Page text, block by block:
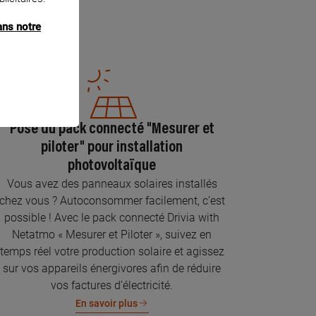
Pose du pack connecté "Mesurer et
piloter" pour installation
photovoltaïque
Vous avez des panneaux solaires installés
chez vous ? Autoconsommer facilement, c’est
possible ! Avec le pack connecté Drivia with
Netatmo « Mesurer et Piloter », suivez en
temps réel votre production solaire et agissez
sur vos appareils énergivores afin de réduire
vos factures d’électricité.
En savoir plus
notre